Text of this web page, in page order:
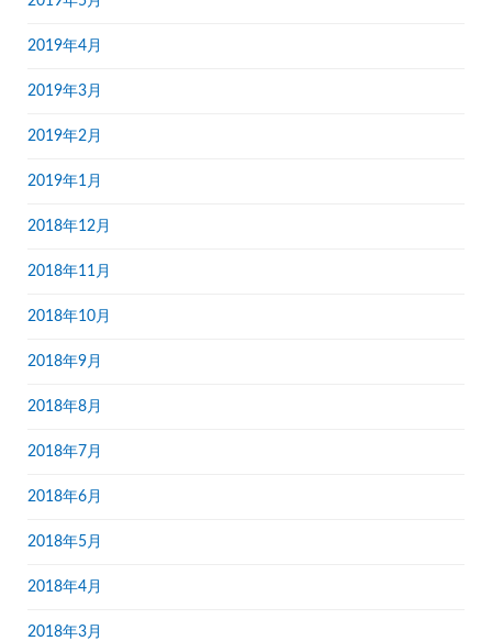
2019年4月
2019年3月
2019年2月
2019年1月
2018年12月
2018年11月
2018年10月
2018年9月
2018年8月
2018年7月
2018年6月
2018年5月
2018年4月
2018年3月